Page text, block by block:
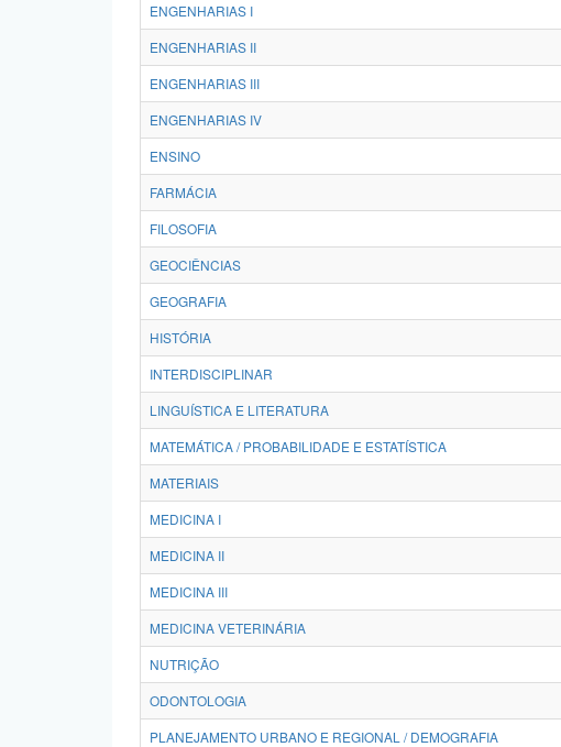
ENGENHARIAS I
ENGENHARIAS II
ENGENHARIAS III
ENGENHARIAS IV
ENSINO
FARMÁCIA
FILOSOFIA
GEOCIÊNCIAS
GEOGRAFIA
HISTÓRIA
INTERDISCIPLINAR
LINGUÍSTICA E LITERATURA
MATEMÁTICA / PROBABILIDADE E ESTATÍSTICA
MATERIAIS
MEDICINA I
MEDICINA II
MEDICINA III
MEDICINA VETERINÁRIA
NUTRIÇÃO
ODONTOLOGIA
PLANEJAMENTO URBANO E REGIONAL / DEMOGRAFIA